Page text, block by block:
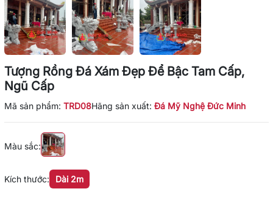
Tượng Rồng Đá Xám Đẹp Để Bậc Tam Cấp,
Ngũ Cấp
Mã sản phẩm: TRD08Hãng sản xuất: Đá Mỹ Nghệ Đức Minh
Kích thước: Dài 2m
Màu sắc: